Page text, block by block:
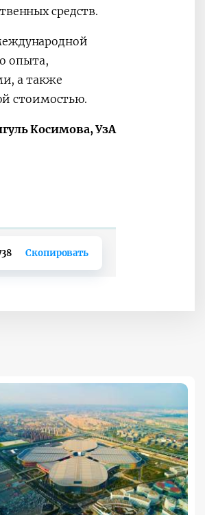
средств.
опыта,
а также
стоимостью.
Косимова, УзА
Скопировать